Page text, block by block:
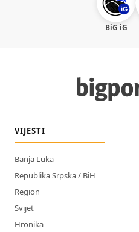
BiG iG
VIJESTI
Banja Luka
Republika Srpska / BiH
Region
Svijet
Hronika